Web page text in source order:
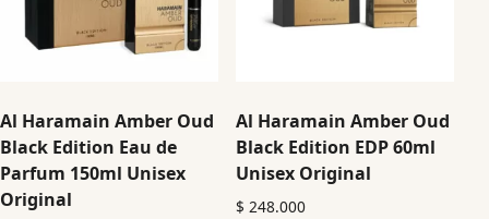
Al Haramain Amber Oud
Black Edition Eau de
Parfum 150ml Unisex
Original
Al Haramain Amber Oud
Black Edition EDP 60ml
Unisex Original
$ 248.000